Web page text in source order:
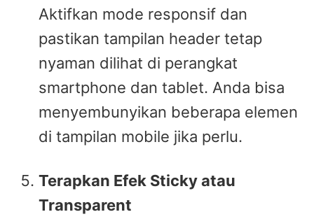
Aktifkan mode responsif dan
pastikan tampilan header tetap
nyaman dilihat di perangkat
smartphone dan tablet. Anda bisa
menyembunyikan beberapa elemen
di tampilan mobile jika perlu.
Terapkan Efek Sticky atau
Transparent